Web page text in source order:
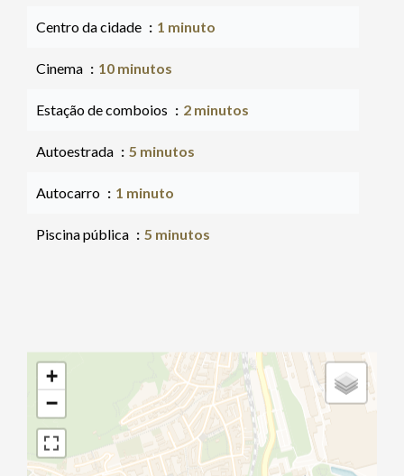
Centro da cidade 1 minuto
Cinema 10 minutos
Estação de comboios 2 minutos
Autoestrada 5 minutos
Autocarro 1 minuto
Piscina pública 5 minutos
+
−